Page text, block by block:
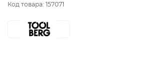
Код товара: 157071